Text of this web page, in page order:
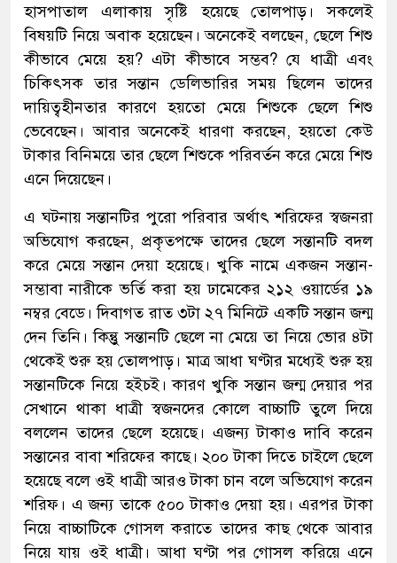
হাসপাতাল এলাকায় সৃষ্টি হয়েছে তোলপাড়। সকলেই
বিষয়টি নিয়ে অবাক হয়েছেন। অনেকেই বলছেন, ছেলে শিশু
কীভাবে মেয়ে হয়? এটা কীভাবে সম্ভব? যে ধাত্রী এবং
চিকিৎসক তার সন্তান ডেলিভারির সময় ছিলেন তাদের
দায়িত্বহীনতার কারণে হয়তো মেয়ে শিশুকে ছেলে শিশু
ভেবেছেন। আবার অনেকেই ধারণা করছেন, হয়তো কেউ
টাকার বিনিময়ে তার ছেলে শিশুকে পরিবর্তন করে মেয়ে শিশু
এনে দিয়েছেন।
এ ঘটনায় সন্তানটির পুরো পরিবার অর্থাৎ শরিফের স্বজনরা
অভিযোগ করছেন, প্রকৃতপক্ষে তাদের ছেলে সন্তানটি বদল
করে মেয়ে সন্তান দেয়া হয়েছে। খুকি নামে একজন সন্তান-
সম্ভাবা নারীকে ভর্তি করা হয় ঢামেকের ২১২ ওয়ার্ডের ১৯
নম্বর বেডে। দিবাগত রাত ৩টা ২৭ মিনিটে একটি সন্তান জন্ম
দেন তিনি। কিন্তুু সন্তানটি ছেলে না মেয়ে তা নিয়ে ভোর ৪টা
থেকেই শুরু হয় তোলপাড়। মাত্র আধা ঘণ্টার মধ্যেই শুরু হয়
সন্তানটিকে নিয়ে হইচই। কারণ খুকি সন্তান জন্ম দেয়ার পর
সেখানে থাকা ধাত্রী স্বজনদের কোলে বাচ্চাটি তুলে দিয়ে
বললেন তাদের ছেলে হয়েছে। এজন্য টাকাও দাবি করেন
সন্তানের বাবা শরিফের কাছে। ২০০ টাকা দিতে চাইলে ছেলে
হয়েছে বলে ওই ধাত্রী আরও টাকা চান বলে অভিযোগ করেন
শরিফ। এ জন্য তাকে ৫০০ টাকাও দেয়া হয়। এরপর টাকা
নিয়ে বাচ্চাটিকে গোসল করাতে তাদের কাছ থেকে আবার
নিয়ে যায় ওই ধাত্রী। আধা ঘণ্টা পর গোসল করিয়ে এনে